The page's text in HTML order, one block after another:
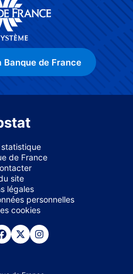
Banque de France
de France
site
légales
personnelles
cookies